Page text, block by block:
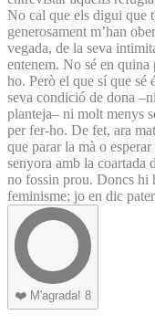
No cal que els digui que
generosament m’han
vegada, de la seva
entenem. No sé en
ho. Però el que sí que sé
seva condició de dona
planteja– ni molt menys
per fer-ho. De fet, ara
que parar la mà o
senyora amb la coartada
no fossin prou. Doncs hi
feminisme; jo en dic
❤️ M'agrada! 8